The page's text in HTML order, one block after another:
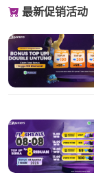
最新促销活动